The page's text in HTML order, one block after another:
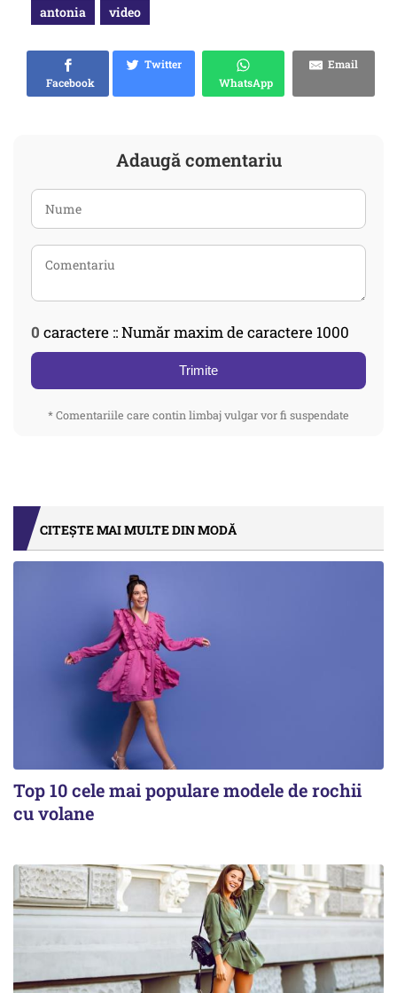
antonia video
Facebook
Twitter
WhatsApp
Email
Adaugă comentariu
0 caractere :: Număr maxim de caractere 1000
Trimite
* Comentariile care contin limbaj vulgar vor fi suspendate
CITEȘTE MAI MULTE DIN MODĂ
Top 10 cele mai populare modele de rochii
cu volane